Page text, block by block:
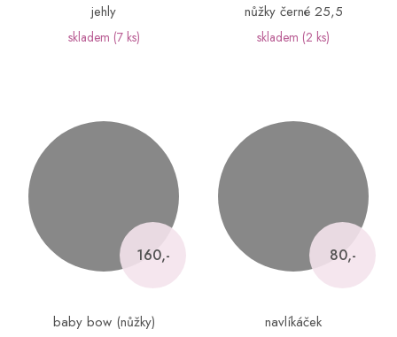
jehly
skladem (7 ks)
nůžky černé 25,5
skladem (2 ks)
160,-
baby bow (nůžky)
80,-
navlíkáček